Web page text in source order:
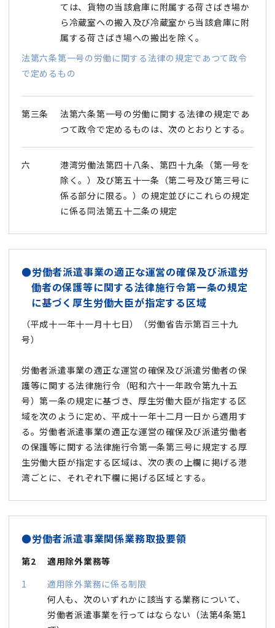
ては、貨物の当該倉庫に附属する荷さばき場か
ら冷蔵室への搬入及び冷蔵室から当該倉庫に附
属する荷さばき場への搬出を除く。
法第六条第一号の労働に関する法律の規定であつて政令
で定めるもの
第三条
法第六条第一号の労働に関する法律の規定であ
つて政令で定めるものは、次のとおりとする。
六
港湾労働法第四十八条、第四十九条（第一号を
除く。）及び第五十一条（第二号及び第三号に
係る部分に限る。）の規定並びにこれらの規定
に係る同法第五十二条の規定
●労働者派遣事業の適正な運営の確保及び派遣労
働者の保護等に関する法律施行令第一条の規定
に基づく厚生労働大臣が指定する区域
（平成十一年十一月十七日）（労働省告示第百三十九
号）
労働者派遣事業の適正な運営の確保及び派遣労働者の保
護等に関する法律施行令（昭和六十一年政令第九十五
号）第一条の規定に基づき、厚生労働大臣が指定する区
域を次のように定め、平成十一年十二月一日から適用す
る。労働者派遣事業の適正な運営の確保及び派遣労働者
の保護等に関する法律施行令第一条第三号に規定する厚
生労働大臣が指定する区域は、次の表の上欄に掲げる港
湾ごとに、それぞれ下欄に掲げる区域とする。
●労働者派遣事業関係業務取扱要領
第2
適用除外業務等
1
適用除外業務に係る制限
何人も、次のいずれかに該当する業務について、
労働者派遣事業を行ってはならない（法第4条第1